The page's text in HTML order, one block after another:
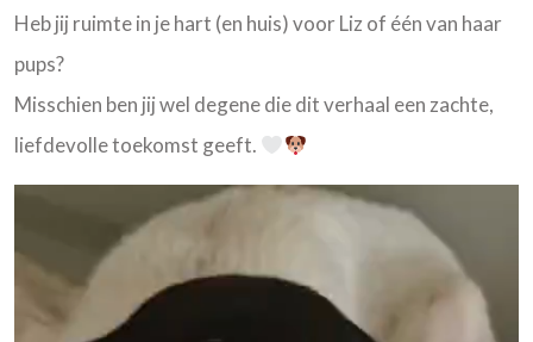
Heb jij ruimte in je hart (en huis) voor Liz of één van haar
pups?
Misschien ben jij wel degene die dit verhaal een zachte,
liefdevolle toekomst geeft.